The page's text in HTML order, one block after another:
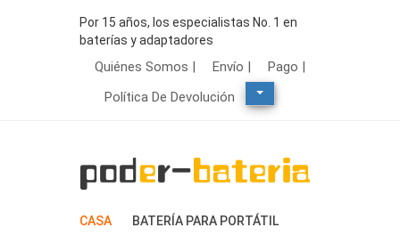
Por 15 años, los especialistas No. 1 en
baterías y adaptadores
Quiénes Somos | Envío |
Pago |
Política De Devolución
CASA BATERÍA PARA PORTÁTIL